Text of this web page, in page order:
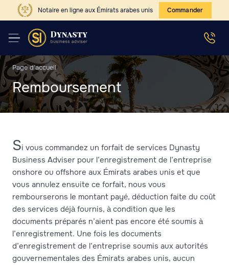
Notaire en ligne aux Émirats arabes unis Commander
Page d’accueil
Remboursement
Si vous commandez un forfait de services Dynasty
Business Adviser pour l’enregistrement de l’entreprise
onshore ou offshore aux Émirats arabes unis et que
vous annulez ensuite ce forfait, nous vous
rembourserons le montant payé, déduction faite du coût
des services déjà fournis, à condition que les
documents préparés n’aient pas encore été soumis à
l’enregistrement. Une fois les documents
d’enregistrement de l’entreprise soumis aux autorités
gouvernementales des Émirats arabes unis, aucun